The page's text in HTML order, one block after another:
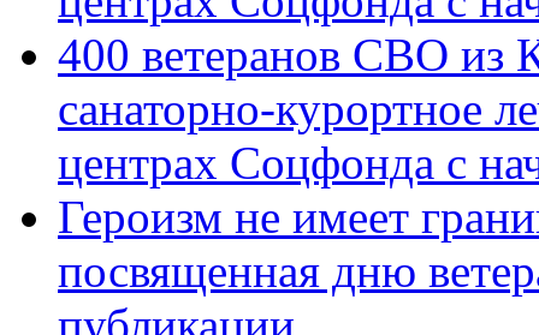
400 ветеранов СВО из
санаторно-курортное
центрах Соцфонда с
Героизм не имеет
посвященная дню
публикации